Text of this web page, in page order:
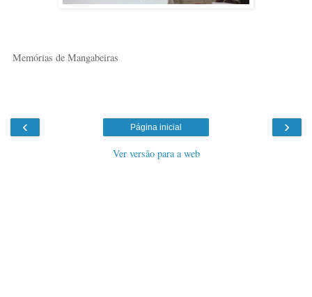
Memórias de Mangabeiras
‹ ›
Página inicial
Ver versão para a web